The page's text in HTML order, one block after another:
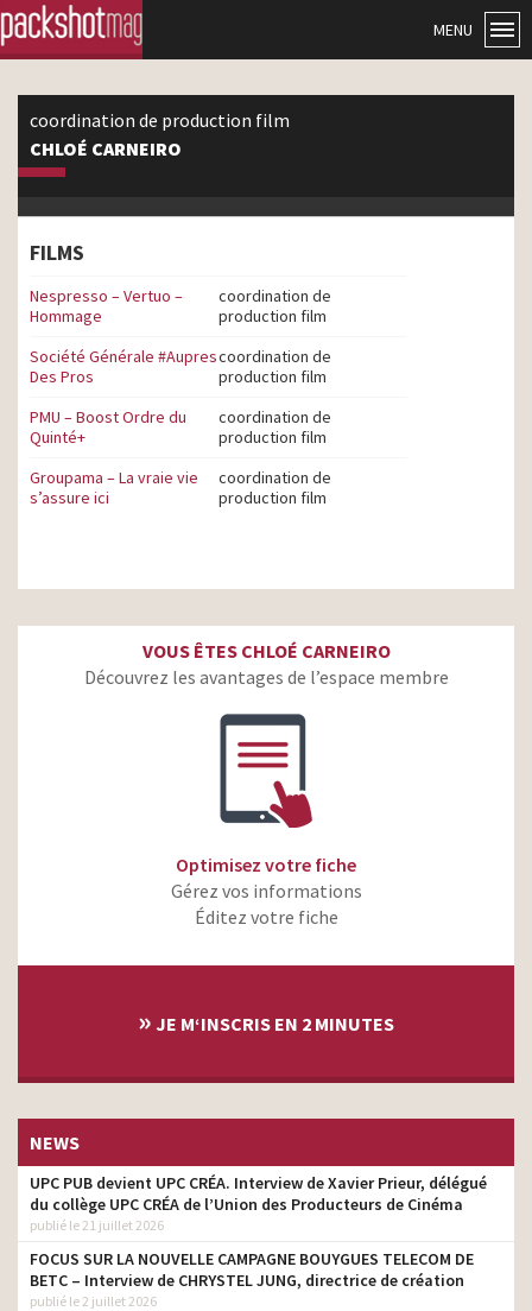
MENU
coordination de production film
CHLOÉ CARNEIRO
FILMS
Nespresso – Vertuo –
Hommage
coordination de
production film
Société Générale #Aupres
Des Pros
coordination de
production film
PMU – Boost Ordre du
Quinté+
coordination de
production film
Groupama – La vraie vie
s’assure ici
coordination de
production film
VOUS ÊTES CHLOÉ CARNEIRO
Découvrez les avantages de l’espace membre
Optimisez votre fiche
Gérez vos informations
Éditez votre fiche
» JE M‘INSCRIS EN 2 MINUTES
NEWS
UPC PUB devient UPC CRÉA. Interview de Xavier Prieur, délégué
du collège UPC CRÉA de l’Union des Producteurs de Cinéma
publié le 21 juillet 2026
FOCUS SUR LA NOUVELLE CAMPAGNE BOUYGUES TELECOM DE
BETC – Interview de CHRYSTEL JUNG, directrice de création
publié le 2 juillet 2026